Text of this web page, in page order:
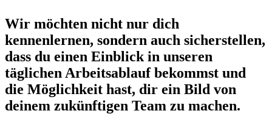
Wir möchten nicht nur dich
kennenlernen, sondern auch sicherstellen,
dass du einen Einblick in unseren
täglichen Arbeitsablauf bekommst und
die Möglichkeit hast, dir ein Bild von
deinem zukünftigen Team zu machen.